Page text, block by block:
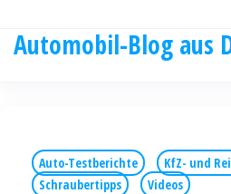
Automobil-Blog aus
Auto-Testberichte
KfZ- und
Schraubertipps
Videos